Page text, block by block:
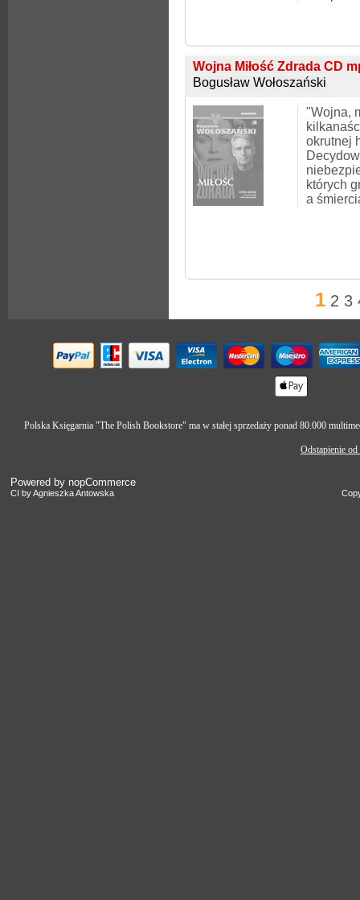
Wojna Miłość Zdrada CD
Bogusław Wołoszański
"Wojna,
okrutnej
których
a
1 2 3
Polska Księgarnia "The Polish Bookstore" ma w stałej sprzedaży ponad 80.000
Odstąpienie
Powered by nopCommerce
CI by Agnieszka Antowska